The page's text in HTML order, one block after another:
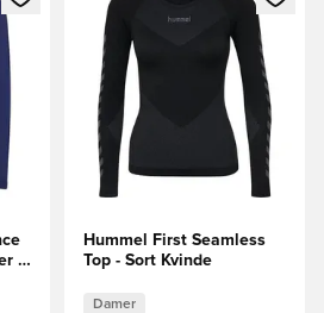
-
Hummel First Seamless
Top - Sort Kvinde
Damer